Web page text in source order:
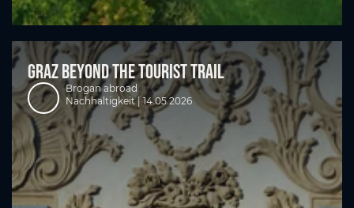
Graz Beyond The Tourist Trail
Brogan abroad
Nachhaltigkeit | 14.05.2026